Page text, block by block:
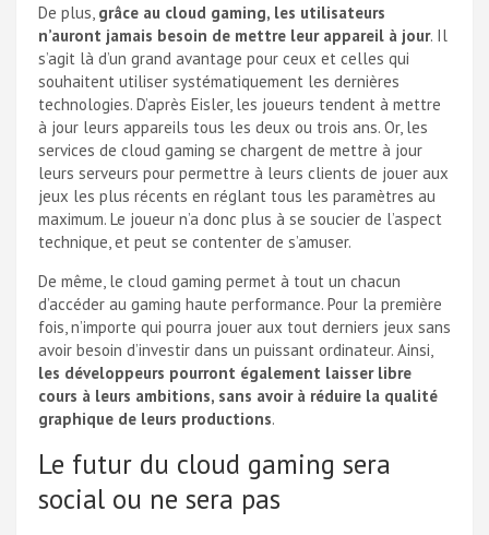
De plus, grâce au cloud gaming, les utilisateurs
n’auront jamais besoin de mettre leur appareil à jour. Il
s’agit là d’un grand avantage pour ceux et celles qui
souhaitent utiliser systématiquement les dernières
technologies. D’après Eisler, les joueurs tendent à mettre
à jour leurs appareils tous les deux ou trois ans. Or, les
services de cloud gaming se chargent de mettre à jour
leurs serveurs pour permettre à leurs clients de jouer aux
jeux les plus récents en réglant tous les paramètres au
maximum. Le joueur n’a donc plus à se soucier de l’aspect
technique, et peut se contenter de s’amuser.
De même, le cloud gaming permet à tout un chacun
d’accéder au gaming haute performance. Pour la première
fois, n’importe qui pourra jouer aux tout derniers jeux sans
avoir besoin d’investir dans un puissant ordinateur. Ainsi,
les développeurs pourront également laisser libre
cours à leurs ambitions, sans avoir à réduire la qualité
graphique de leurs productions.
Le futur du cloud gaming sera
social ou ne sera pas